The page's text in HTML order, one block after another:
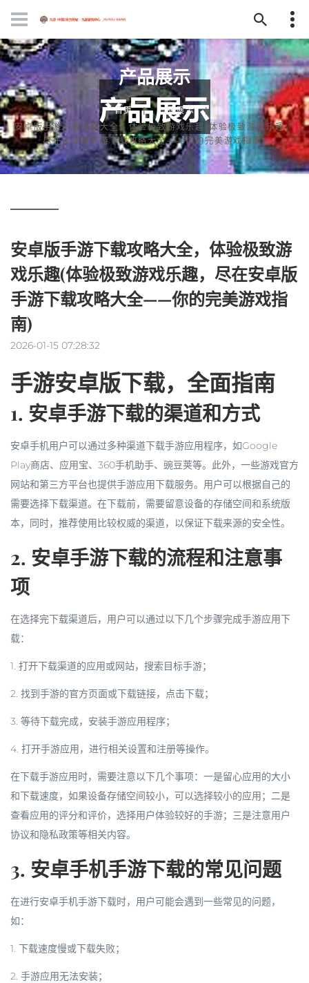
产品展示
首页
产品展示
安卓版手游下载攻略大全，体验极致游戏乐趣(体验极致游戏乐趣，
尽在安卓版手游下载攻略大全——你的完美游戏指南)
安卓版手游下载攻略大全，体验极致游
戏乐趣(体验极致游戏乐趣，尽在安卓版
手游下载攻略大全——你的完美游戏指
南)
2026-01-15 07:28:32
手游安卓版下载，全面指南
1. 安卓手游下载的渠道和方式
安卓手机用户可以通过多种渠道下载手游应用程序，如Google
Play商店、应用宝、360手机助手、豌豆荚等。此外，一些游戏官方
网站和第三方平台也提供手游应用下载服务。用户可以根据自己的
需要选择下载渠道。在下载前，需要留意设备的存储空间和系统版
本，同时，推荐使用比较权威的渠道，以保证下载来源的安全性。
2. 安卓手游下载的流程和注意事
项
在选择完下载渠道后，用户可以通过以下几个步骤完成手游应用下
载：
1. 打开下载渠道的应用或网站，搜索目标手游；
2. 找到手游的官方页面或下载链接，点击下载；
3. 等待下载完成，安装手游应用程序；
4. 打开手游应用，进行相关设置和注册等操作。
在下载手游应用时，需要注意以下几个事项：一是留心应用的大小
和下载速度，如果设备存储空间较小，可以选择较小的应用；二是
查看应用的评分和评价，选择用户体验较好的手游；三是注意用户
协议和隐私政策等相关内容。
3. 安卓手机手游下载的常见问题
在进行安卓手机手游下载时，用户可能会遇到一些常见的问题，
如：
1. 下载速度慢或下载失败；
2. 手游应用无法安装；